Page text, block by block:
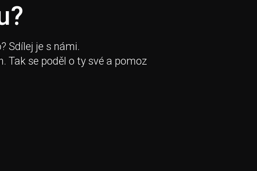
Sdílej je s námi.
Tak se poděl o ty své a pomoz